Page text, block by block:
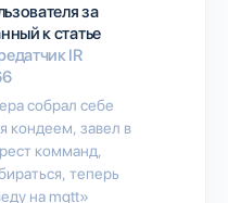
за
к статье
IR
собрал себе
кондеем, завел в
комманд,
теперь
на mqtt»